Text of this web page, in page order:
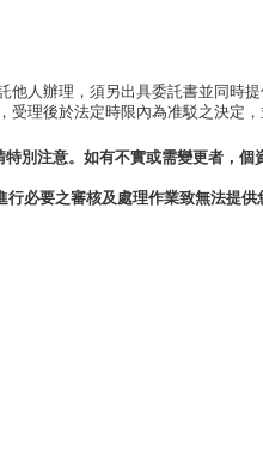
人辦理，須另出具委託書並同時提
理後於法定時限內為准駁之決定，
注意。如有不實或需變更者，個
必要之審核及處理作業致無法提供